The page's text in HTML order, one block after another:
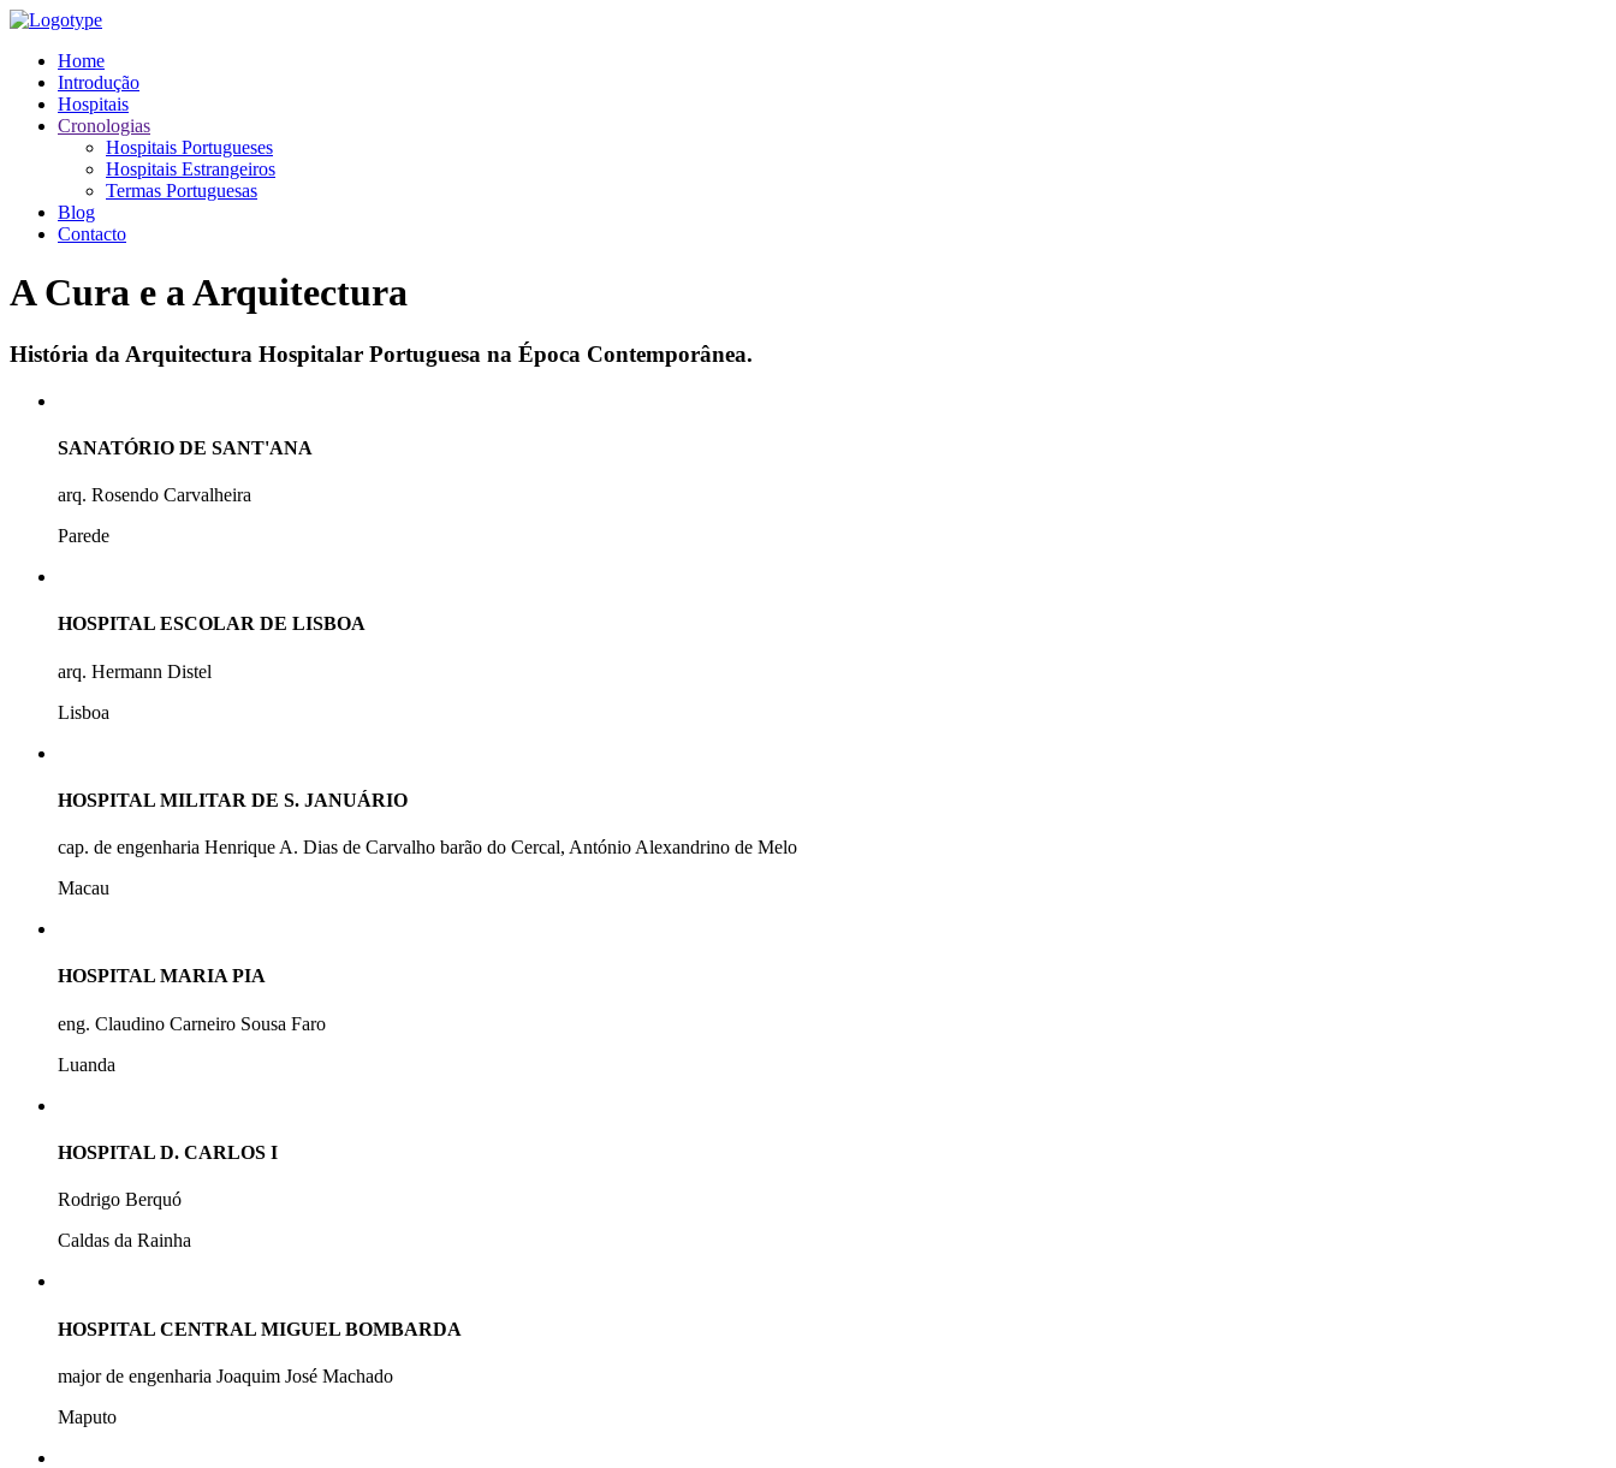
Home
Introdução
Hospitais
Cronologias
Hospitais Portugueses
Hospitais Estrangeiros
Termas Portuguesas
Blog
Contacto
A Cura e a Arquitectura
História da Arquitectura Hospitalar Portuguesa na Época Contemporânea.
SANATÓRIO DE SANT'ANA
arq. Rosendo Carvalheira
Parede
HOSPITAL ESCOLAR DE LISBOA
arq. Hermann Distel
Lisboa
HOSPITAL MILITAR DE S. JANUÁRIO
cap. de engenharia Henrique A. Dias de Carvalho barão do Cercal, António Alexandrino de Melo
Macau
HOSPITAL MARIA PIA
eng. Claudino Carneiro Sousa Faro
Luanda
HOSPITAL D. CARLOS I
Rodrigo Berquó
Caldas da Rainha
HOSPITAL CENTRAL MIGUEL BOMBARDA
major de engenharia Joaquim José Machado
Maputo